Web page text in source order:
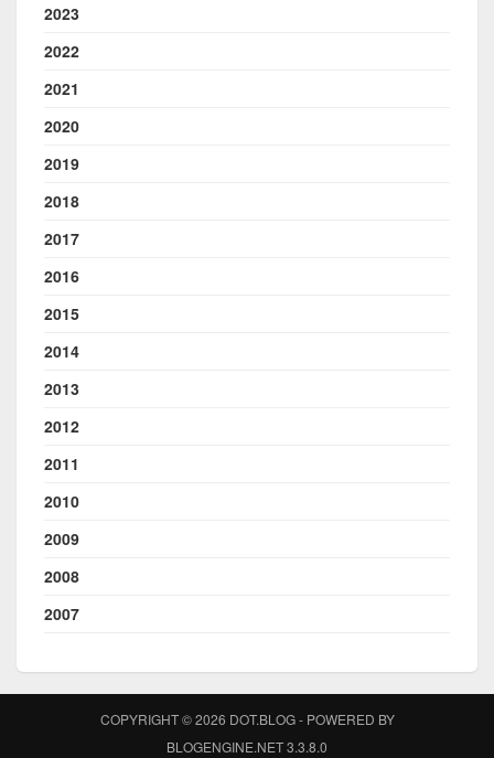
2023
2022
2021
2020
2019
2018
2017
2016
2015
2014
2013
2012
2011
2010
2009
2008
2007
COPYRIGHT © 2026 DOT.BLOG - POWERED BY
BLOGENGINE.NET 3.3.8.0